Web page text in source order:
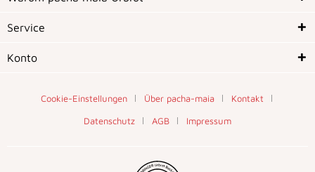
Service
Konto
Cookie-Einstellungen Über pacha-maia
Kontakt
Datenschutz
AGB Impressum